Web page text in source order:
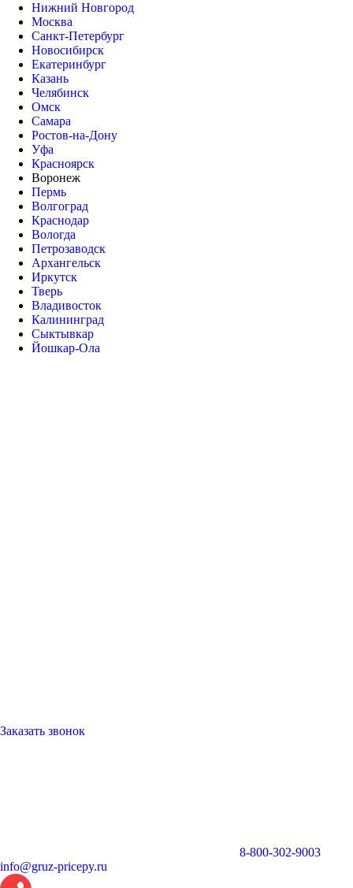
Нижний Новгород
Москва
Санкт-Петербург
Новосибирск
Екатеринбург
Казань
Челябинск
Омск
Самара
Ростов-на-Дону
Уфа
Красноярск
Воронеж
Пермь
Волгоград
Краснодар
Вологда
Петрозаводск
Архангельск
Иркутск
Тверь
Владивосток
Калининград
Сыктывкар
Йошкар-Ола
Заказать звонок
8-800-302-9003
info@gruz-pricepy.ru